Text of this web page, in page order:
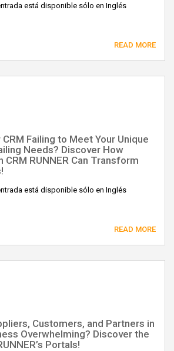
está disponible sólo en Inglés
READ MORE
Failing to Meet Your Unique
Needs? Discover How
CRM RUNNER Can Transform
está disponible sólo en Inglés
READ MORE
Customers, and Partners in
Overwhelming? Discover the
Portals!